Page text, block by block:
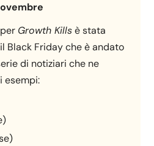
Growth Killsè stata
Black Friday che è andato
di notiziari che ne
esempi: